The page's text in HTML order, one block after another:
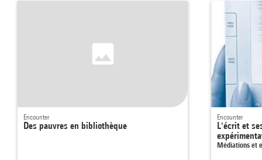
Encounter
Des pauvres en bibliothèque
Encounter
L'écrit et
Médiations et